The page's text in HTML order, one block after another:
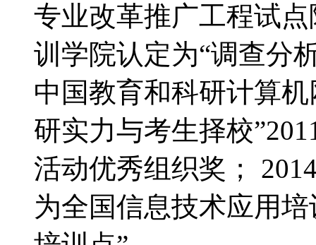
专业改革推广工程试
训学院认定为“调查分
中国教育和科研计算
研实力与考生择校
活动优秀组织奖；
为全国信息技术应用